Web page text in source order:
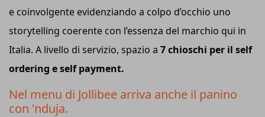
e coinvolgente evidenziando a colpo d’occhio uno
storytelling coerente con l’essenza del marchio qui in
Italia. A livello di servizio, spazio a 7 chioschi per il self
ordering e self payment.
Nel menu di Jollibee arriva anche il panino
con 'nduja.